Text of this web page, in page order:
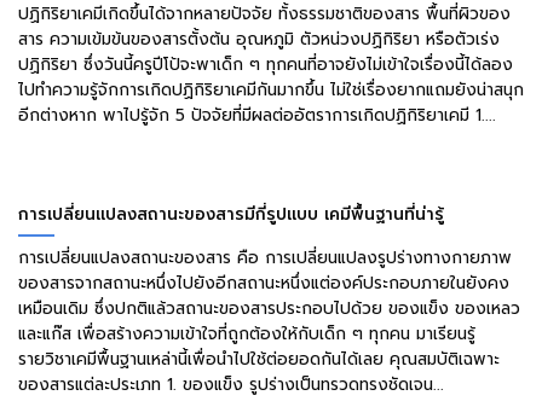
ปฏิกิริยาเคมีเกิดขึ้นได้จากหลายปัจจัย ทั้งธรรมชาติของสาร พื้นที่ผิวของ
สาร ความเข้มข้นของสารตั้งต้น อุณหภูมิ ตัวหน่วงปฏิกิริยา หรือตัวเร่ง
ปฏิกิริยา ซึ่งวันนี้ครูปีโป้จะพาเด็ก ๆ ทุกคนที่อาจยังไม่เข้าใจเรื่องนี้ได้ลอง
ไปทำความรู้จักการเกิดปฏิกิริยาเคมีกันมากขึ้น ไม่ใช่เรื่องยากแถมยังน่าสนุก
อีกต่างหาก พาไปรู้จัก 5 ปัจจัยที่มีผลต่ออัตราการเกิดปฏิกิริยาเคมี 1....
การเปลี่ยนแปลงสถานะของสารมีกี่รูปแบบ เคมีพื้นฐานที่น่ารู้
การเปลี่ยนแปลงสถานะของสาร คือ การเปลี่ยนแปลงรูปร่างทางกายภาพ
ของสารจากสถานะหนึ่งไปยังอีกสถานะหนึ่งแต่องค์ประกอบภายในยังคง
เหมือนเดิม ซึ่งปกติแล้วสถานะของสารประกอบไปด้วย ของแข็ง ของเหลว
และแก๊ส เพื่อสร้างความเข้าใจที่ถูกต้องให้กับเด็ก ๆ ทุกคน มาเรียนรู้
รายวิชาเคมีพื้นฐานเหล่านี้เพื่อนำไปใช้ต่อยอดกันได้เลย คุณสมบัติเฉพาะ
ของสารแต่ละประเภท 1. ของแข็ง รูปร่างเป็นทรวดทรงชัดเจน...